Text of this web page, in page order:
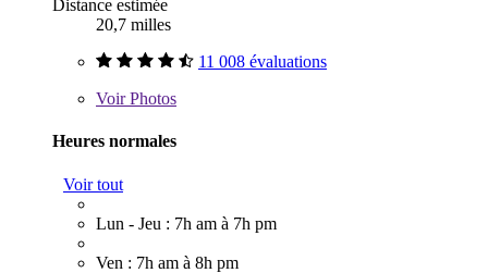
Distance estimée
20,7 milles
11 008 évaluations
VoirPhotos
Heures normales
Voir tout
Lun - Jeu : 7h am à 7h pm
Ven : 7h am à 8h pm